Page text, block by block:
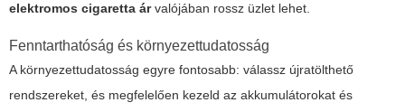
elektromos cigaretta árvalójában rossz üzlet lehet.
Fenntarthatóság és környezettudatosság
A környezettudatosság egyre fontosabb: válassz újratölthető
rendszereket, és megfelelően kezeld az akkumulátorokat és